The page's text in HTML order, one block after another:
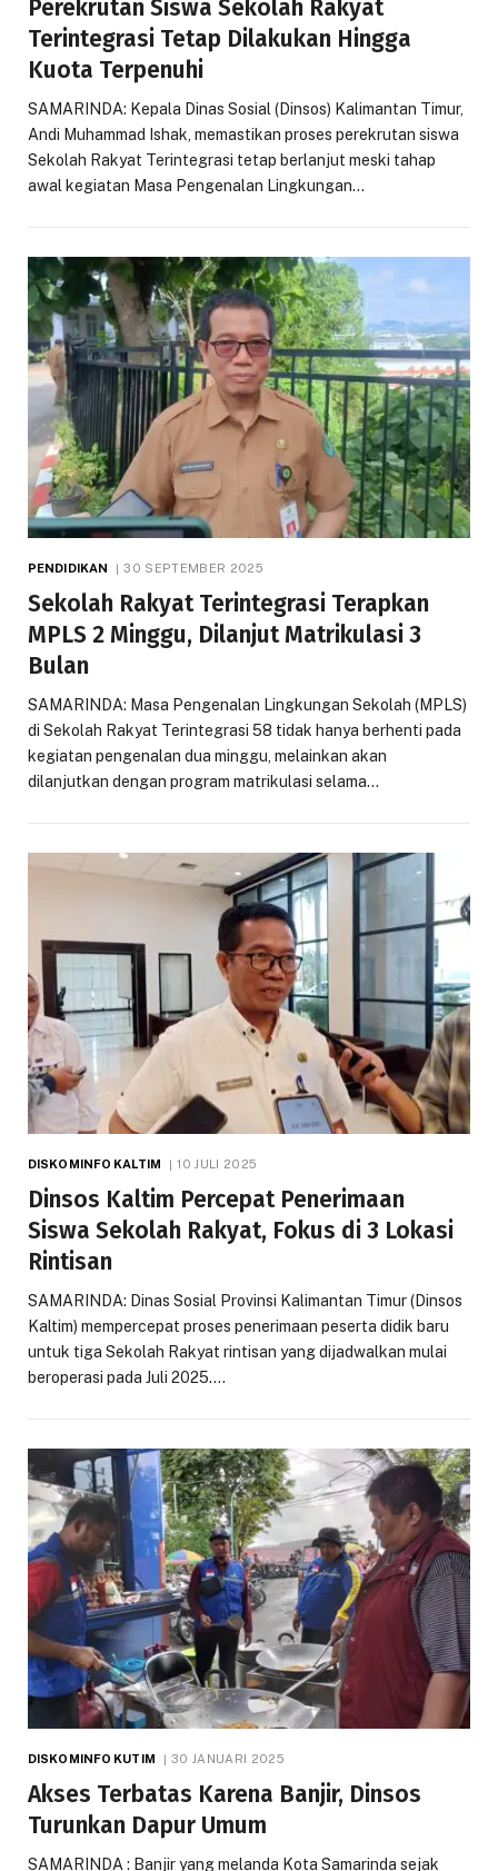
Perekrutan Siswa Sekolah Rakyat
Terintegrasi Tetap Dilakukan Hingga
Kuota Terpenuhi
SAMARINDA: Kepala Dinas Sosial (Dinsos) Kalimantan Timur,
Andi Muhammad Ishak, memastikan proses perekrutan siswa
Sekolah Rakyat Terintegrasi tetap berlanjut meski tahap
awal kegiatan Masa Pengenalan Lingkungan…
PENDIDIKAN 30 SEPTEMBER 2025
Sekolah Rakyat Terintegrasi Terapkan
MPLS 2 Minggu, Dilanjut Matrikulasi 3
Bulan
SAMARINDA: Masa Pengenalan Lingkungan Sekolah (MPLS)
di Sekolah Rakyat Terintegrasi 58 tidak hanya berhenti pada
kegiatan pengenalan dua minggu, melainkan akan
dilanjutkan dengan program matrikulasi selama…
DISKOMINFO KALTIM 10 JULI 2025
Dinsos Kaltim Percepat Penerimaan
Siswa Sekolah Rakyat, Fokus di 3 Lokasi
Rintisan
SAMARINDA: Dinas Sosial Provinsi Kalimantan Timur (Dinsos
Kaltim) mempercepat proses penerimaan peserta didik baru
untuk tiga Sekolah Rakyat rintisan yang dijadwalkan mulai
beroperasi pada Juli 2025.…
DISKOMINFO KUTIM 30 JANUARI 2025
Akses Terbatas Karena Banjir, Dinsos
Turunkan Dapur Umum
SAMARINDA : Banjir yang melanda Kota Samarinda sejak